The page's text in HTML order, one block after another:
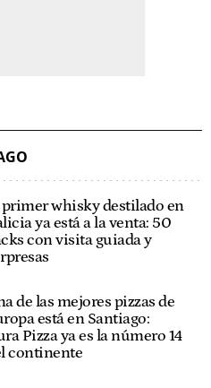
primer whisky destilado en
ya está a la venta: 50
con visita guiada y
de las mejores pizzas de
está en Santiago:
Pizza ya es la número 14
continente